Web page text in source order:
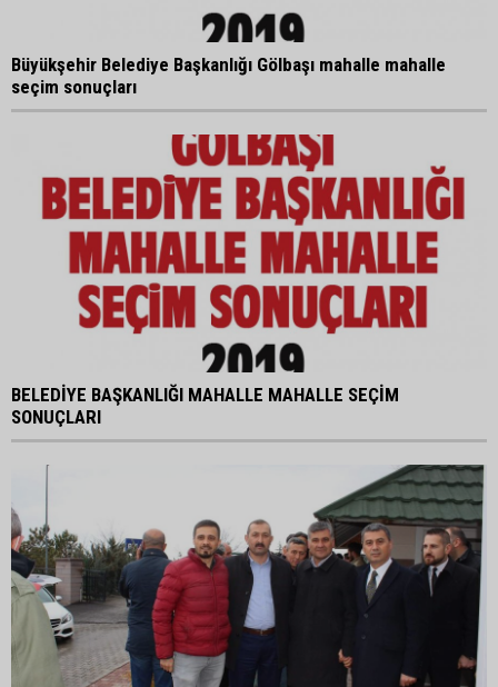
Büyükşehir Belediye Başkanlığı Gölbaşı mahalle mahalle
seçim sonuçları
BELEDİYE BAŞKANLIĞI MAHALLE MAHALLE SEÇİM
SONUÇLARI